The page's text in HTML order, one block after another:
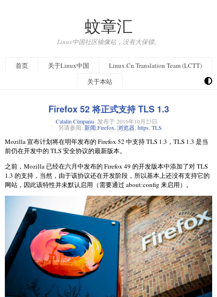
蚊章汇
Linux中国社区镜像站，没有大保镖。
首页 关于Linux中国
Linux.Cn Translation Team (LCTT)
关于本站
Firefox 52 将正式支持 TLS 1.3
Catalin Cimpanu 发布于 2016年10月23日
另请参阅:新闻 Firefox 浏览器, https TLS
Mozilla 宣布计划将在明年发布的 Firefox 52 中支持 TLS 1.3，TLS 1.3 是当
前仍在开发中的 TLS 安全协议的最新版本。
之前，Mozilla 已经在六月中发布的 Firefox 49 的开发版本中添加了对 TLS
1.3 的支持，当然，由于该协议还在开发阶段，所以基本上还没有支持它的
网站，因此该特性并未默认启用（需要通过 about:config 来启用）。